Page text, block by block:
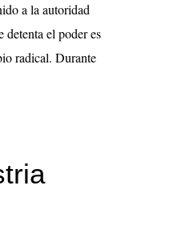
a la autoridad
detenta el poder es
radical. Durante